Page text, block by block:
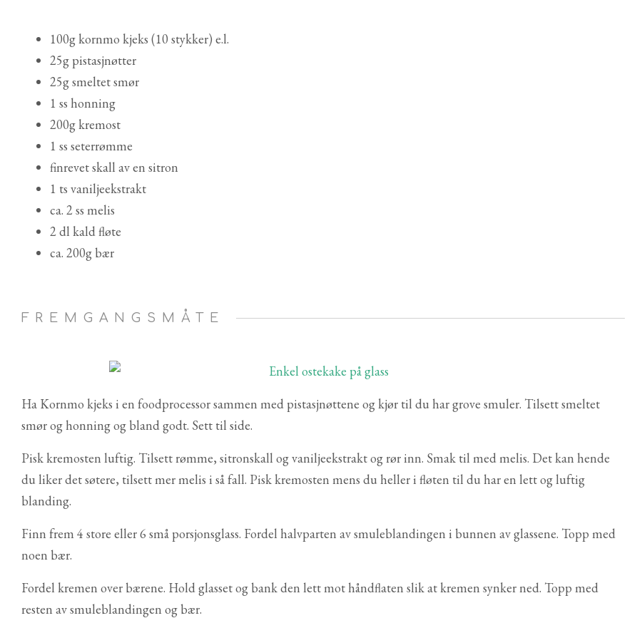
100g kornmo kjeks (10 stykker) e.l.
25g pistasjnøtter
25g smeltet smør
1 ss honning
200g kremost
1 ss seterrømme
finrevet skall av en sitron
1 ts vaniljeekstrakt
ca. 2 ss melis
2 dl kald fløte
ca. 200g bær
FREMGANGSMÅTE
Ha Kornmo kjeks i en foodprocessor sammen med pistasjnøttene og kjør til du har grove smuler. Tilsett smeltet
smør og honning og bland godt. Sett til side.
Pisk kremosten luftig. Tilsett rømme, sitronskall og vaniljeekstrakt og rør inn. Smak til med melis. Det kan hende
du liker det søtere, tilsett mer melis i så fall. Pisk kremosten mens du heller i fløten til du har en lett og luftig
blanding.
Finn frem 4 store eller 6 små porsjonsglass. Fordel halvparten av smuleblandingen i bunnen av glassene. Topp med
noen bær.
Fordel kremen over bærene. Hold glasset og bank den lett mot håndflaten slik at kremen synker ned. Topp med
resten av smuleblandingen og bær.